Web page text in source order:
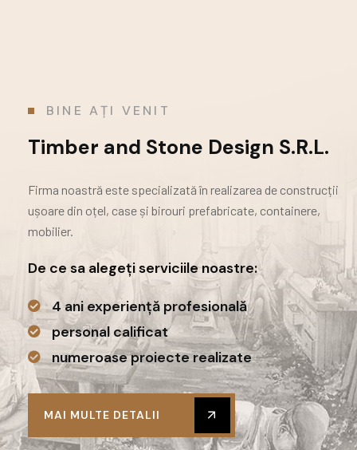
BINE AȚI VENIT
Timber and Stone Design S.R.L.
Firma noastră este specializată în realizarea de construcții
ușoare din oțel, case și birouri prefabricate, containere,
mobilier.
De ce sa alegeți serviciile noastre:
4 ani experiență profesională
personal calificat
numeroase proiecte realizate
MAI MULTE DETALII